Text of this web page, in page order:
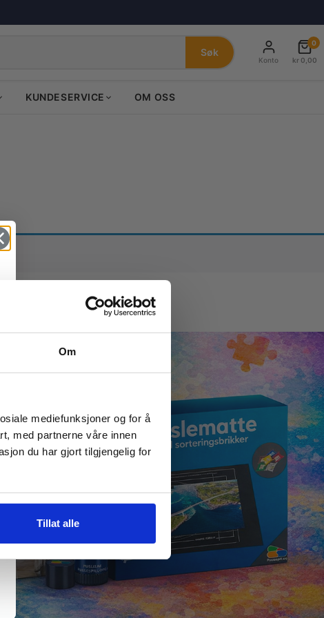
Om
mediefunksjoner og for å
med partnerne våre innen
du har gjort tilgjengelig for
Tillat alle
Søk
Konto
0
kr 0,00
KUNDESERVICE OM OSS